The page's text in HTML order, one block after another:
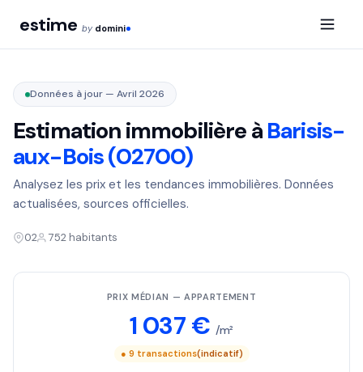
estime by domini
Données à jour — Avril 2026
Estimation immobilière àBarisis-
aux-Bois (02700)
Analysez les prix et les tendances immobilières. Données
actualisées, sources officielles.
02 752 habitants
PRIX MÉDIAN — APPARTEMENT
1 037 € /m²
● 9 transactions(indicatif)